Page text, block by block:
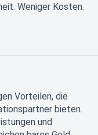
Weniger Kosten.
Vorteilen, die
bieten.
und